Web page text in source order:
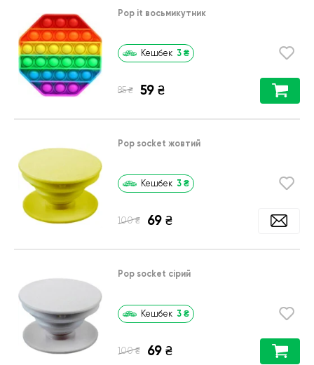
Pop it восьмикутник
Кешбек 3 ₴
85 ₴ 59 ₴
Pop socket жовтий
Кешбек 3 ₴
100 ₴ 69 ₴
Pop socket сірий
Кешбек 3 ₴
100 ₴ 69 ₴